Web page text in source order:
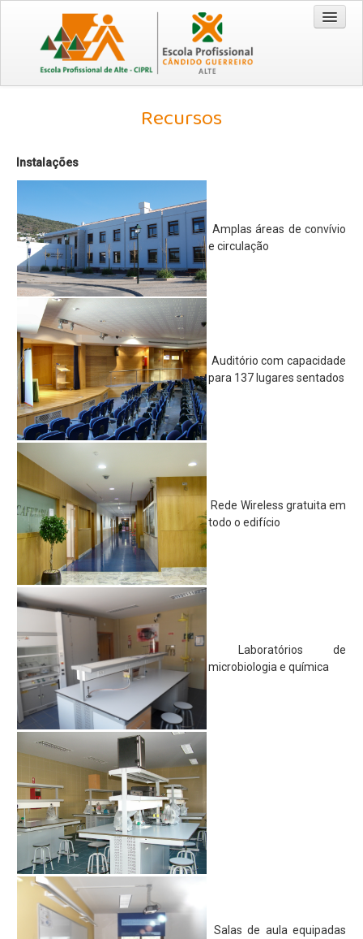
Técnico/a Comercial 2026/2029
CEF - Operador de Distribuição 2026/2028
EPA / EPCG
Origem da Escola
Recursos
Visão | Missão | Princípios e Valores
Documentação
Parcerias
Perguntas Frequentes
Entidade Proprietária da Escola
Publicitação de Orçamento e Contas
Contactos e Localização
Projetos
Erasmus+
Erasmus+ KA1
Erasmus+ KA2
CitriVET
L&T's - River
VetinSET
Viral
Projecto Sparrows
Eco-Escolas
Plano Nacional das Artes
Parlamento dos Jovens
Junior Achievement
Escola Embaixadora do PE
EQAVET
Recursos
Instalações
Amplas áreas de convívio
e circulação
Auditório com capacidade
para 137 lugares sentados
Rede Wireless gratuita em
todo o edifício
Laboratórios de
microbiologia e química
Salas de aula equipadas